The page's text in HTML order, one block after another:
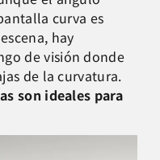
curva es
hay
de visión donde
de la curvatura.
son ideales para